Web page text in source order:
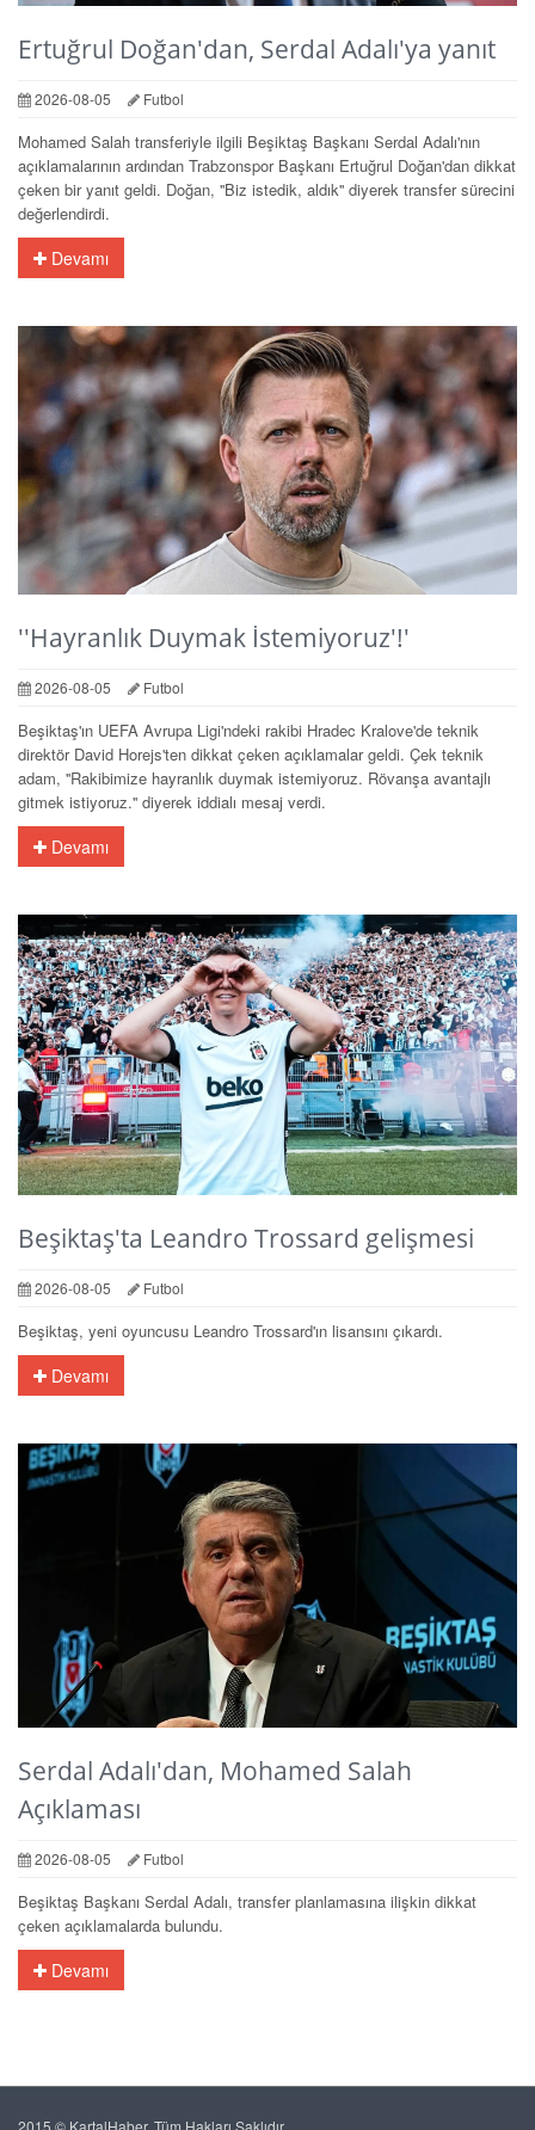
Ertuğrul Doğan'dan, Serdal Adalı'ya yanıt
2026-08-05 Futbol
Mohamed Salah transferiyle ilgili Beşiktaş Başkanı Serdal Adalı'nın
açıklamalarının ardından Trabzonspor Başkanı Ertuğrul Doğan'dan dikkat
çeken bir yanıt geldi. Doğan, ''Biz istedik, aldık'' diyerek transfer sürecini
değerlendirdi.
Devamı
''Hayranlık Duymak İstemiyoruz'!'
2026-08-05 Futbol
Beşiktaş'ın UEFA Avrupa Ligi'ndeki rakibi Hradec Kralove'de teknik
direktör David Horejs'ten dikkat çeken açıklamalar geldi. Çek teknik
adam, ''Rakibimize hayranlık duymak istemiyoruz. Rövanşa avantajlı
gitmek istiyoruz.'' diyerek iddialı mesaj verdi.
Devamı
Beşiktaş'ta Leandro Trossard gelişmesi
2026-08-05 Futbol
Beşiktaş, yeni oyuncusu Leandro Trossard'ın lisansını çıkardı.
Devamı
Serdal Adalı'dan, Mohamed Salah
Açıklaması
2026-08-05 Futbol
Beşiktaş Başkanı Serdal Adalı, transfer planlamasına ilişkin dikkat
çeken açıklamalarda bulundu.
Devamı
2015 © KartalHaber. Tüm Hakları Saklıdır